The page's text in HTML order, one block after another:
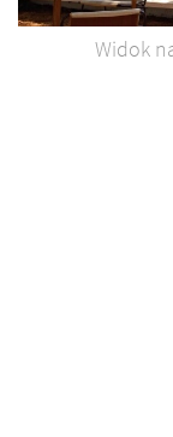
Widok